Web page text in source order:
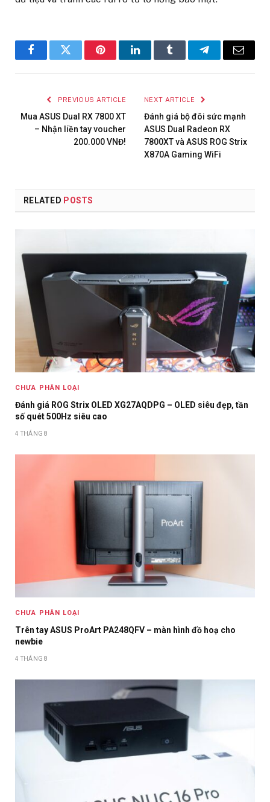
FacebookTwitter PinterestLinkedInTumblr TelegramEmail
PREVIOUS ARTICLE
Mua ASUS Dual RX 7800 XT
– Nhận liền tay voucher
200.000 VNĐ!
NEXT ARTICLE
Đánh giá bộ đôi sức mạnh
ASUS Dual Radeon RX
7800XT và ASUS ROG Strix
X870A Gaming WiFi
RELATED POSTS
CHƯA PHÂN LOẠI
Đánh giá ROG Strix OLED XG27AQDPG – OLED siêu đẹp, tần
số quét 500Hz siêu cao
4 THÁNG 8
CHƯA PHÂN LOẠI
Trên tay ASUS ProArt PA248QFV – màn hình đồ hoạ cho
newbie
4 THÁNG 8